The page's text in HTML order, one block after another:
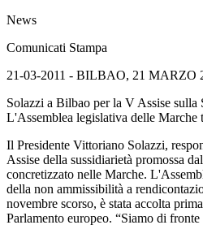
News
Comunicati Stampa
21-03-2011 - BILBAO, 21 MARZO
Solazzi a Bilbao per la V Assise sulla
L'Assemblea legislativa delle Marche
Il Presidente Vittoriano Solazzi,
Assise della sussidiarietà promossa
concretizzato nelle Marche.
della non ammissibilità a
novembre scorso, è stata accolta
Parlamento europeo. “Siamo di